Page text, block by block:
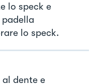
lo speck e
padella
lo speck.
dente e